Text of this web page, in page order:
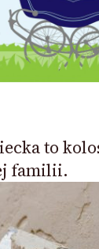
to
familii.